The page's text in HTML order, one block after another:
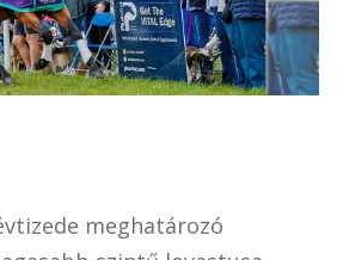
meghatározó